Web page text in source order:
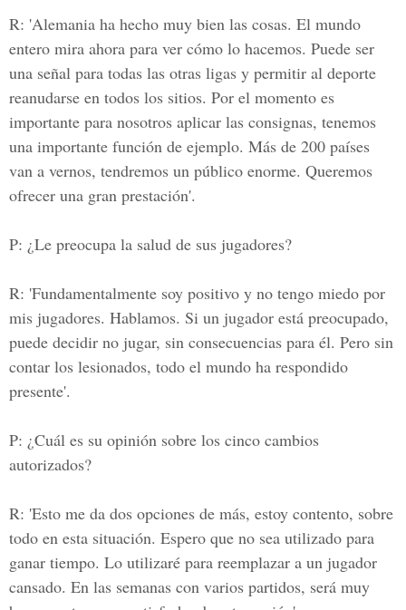
R: 'Alemania ha hecho muy bien las cosas. El mundo
entero mira ahora para ver cómo lo hacemos. Puede ser
una señal para todas las otras ligas y permitir al deporte
reanudarse en todos los sitios. Por el momento es
importante para nosotros aplicar las consignas, tenemos
una importante función de ejemplo. Más de 200 países
van a vernos, tendremos un público enorme. Queremos
ofrecer una gran prestación'.
P: ¿Le preocupa la salud de sus jugadores?
R: 'Fundamentalmente soy positivo y no tengo miedo por
mis jugadores. Hablamos. Si un jugador está preocupado,
puede decidir no jugar, sin consecuencias para él. Pero sin
contar los lesionados, todo el mundo ha respondido
presente'.
P: ¿Cuál es su opinión sobre los cinco cambios
autorizados?
R: 'Esto me da dos opciones de más, estoy contento, sobre
todo en esta situación. Espero que no sea utilizado para
ganar tiempo. Lo utilizaré para reemplazar a un jugador
cansado. En las semanas con varios partidos, será muy